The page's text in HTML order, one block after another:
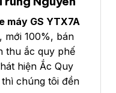
máy GS YTX7A
mới 100%, bán
thu ắc quy phế
hiện Ắc Quy
chúng tôi đền